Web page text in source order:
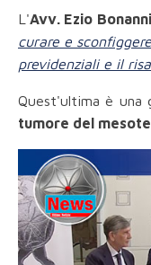
L'Avv. Ezio Bonanni
curare e
previdenziali e il
Quest'ultima è
tumore del